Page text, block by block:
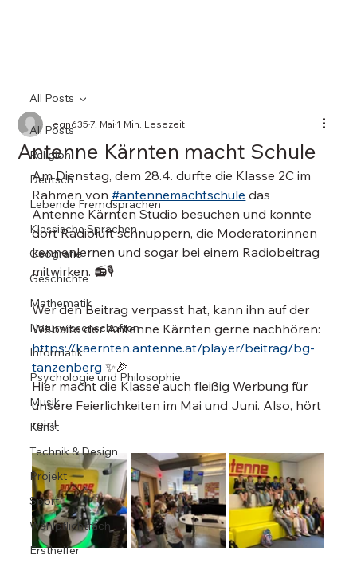
All Posts
Religion
Deutsch
Lebende Fremdsprachen
Klassische Sprachen
Geografie
Geschichte
Mathematik
Naturwissenschaften
Informatik
Psychologie und Philosophie
Musik
Kunst
Technik & Design
Projekt
Sport
Wahlpflichtfach
Ersthelfer
All Posts
Antenne Kärnten macht Schule
egn6357. Mai1 Min. Lesezeit
Am Dienstag, dem 28.4. durfte die Klasse 2C im
Rahmen von #antennemachtschule das
Antenne Kärnten Studio besuchen und konnte
dort Radioluft schnuppern, die Moderator:innen
kennenlernen und sogar bei einem Radiobeitrag
mitwirken. 📻🎙️
Wer den Beitrag verpasst hat, kann ihn auf der
Website der Antenne Kärnten gerne nachhören:
https://kaernten.antenne.at/player/beitrag/bg-
tanzenberg ✨🎉
Hier macht die Klasse auch fleißig Werbung für
unsere Feierlichkeiten im Mai und Juni. Also, hört
rein!